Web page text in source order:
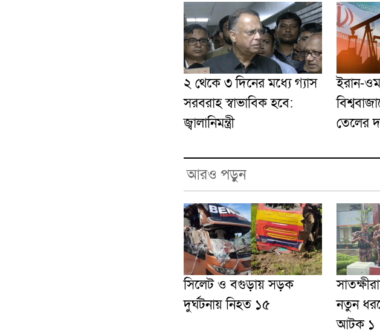
২ থেকে ৩ দিনের মধ্যে গ্যাস
সরবরাহ স্বাভাবিক হবে:
জ্বালানিমন্ত্রী
ইরান-
তেলের
আরও পড়ুন
সিলেট ও বগুড়ায় সড়ক
দুর্ঘটনায় নিহত ১৫
নতুন
আটক ১